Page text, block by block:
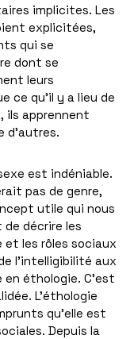
implicites. Les
explicitées,
qui se
dont se
leurs
ce qu’il y a lieu de
ils apprennent
d’autres.
est indéniable.
pas de genre,
utile qui nous
décrire les
les rôles sociaux
l’intelligibilité aux
éthologie. C’est
L’éthologie
qu’elle est
Depuis la